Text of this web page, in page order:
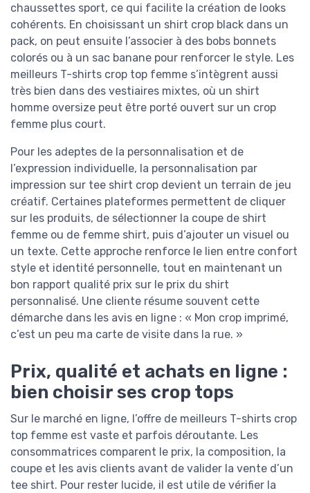
chaussettes sport, ce qui facilite la création de looks
cohérents. En choisissant un shirt crop black dans un
pack, on peut ensuite l’associer à des bobs bonnets
colorés ou à un sac banane pour renforcer le style. Les
meilleurs T-shirts crop top femme s’intègrent aussi
très bien dans des vestiaires mixtes, où un shirt
homme oversize peut être porté ouvert sur un crop
femme plus court.
Pour les adeptes de la personnalisation et de
l’expression individuelle, la personnalisation par
impression sur tee shirt crop devient un terrain de jeu
créatif. Certaines plateformes permettent de cliquer
sur les produits, de sélectionner la coupe de shirt
femme ou de femme shirt, puis d’ajouter un visuel ou
un texte. Cette approche renforce le lien entre confort
style et identité personnelle, tout en maintenant un
bon rapport qualité prix sur le prix du shirt
personnalisé. Une cliente résume souvent cette
démarche dans les avis en ligne : « Mon crop imprimé,
c’est un peu ma carte de visite dans la rue. »
Prix, qualité et achats en ligne :
bien choisir ses crop tops
Sur le marché en ligne, l’offre de meilleurs T-shirts crop
top femme est vaste et parfois déroutante. Les
consommatrices comparent le prix, la composition, la
coupe et les avis clients avant de valider la vente d’un
tee shirt. Pour rester lucide, il est utile de vérifier la